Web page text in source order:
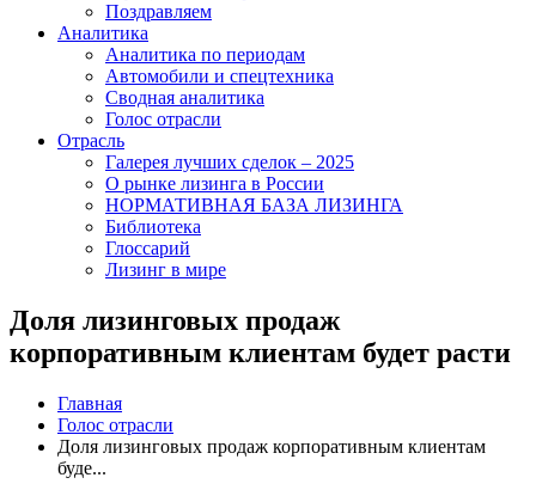
Поздравляем
Аналитика
Аналитика по периодам
Автомобили и спецтехника
Сводная аналитика
Голос отрасли
Отрасль
Галерея лучших сделок – 2025
О рынке лизинга в России
НОРМАТИВНАЯ БАЗА ЛИЗИНГА
Библиотека
Глоссарий
Лизинг в мире
Доля лизинговых продаж
корпоративным клиентам будет расти
Главная
Голос отрасли
Доля лизинговых продаж корпоративным клиентам
буде...